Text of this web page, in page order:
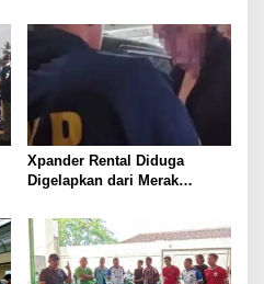
Sekarang
Xpander Rental Diduga
Digelapkan dari Merak
Pengemudinya Prajurit TNI
AL